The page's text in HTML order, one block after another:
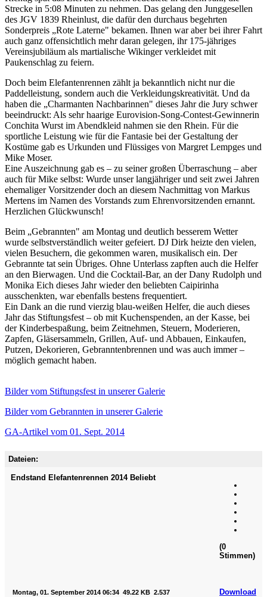
Strecke in 5:08 Minuten zu nehmen. Das gelang den Junggesellen
des JGV 1839 Rheinlust, die dafür den durchaus begehrten
Sonderpreis „Rote Laterne" bekamen. Ihnen war aber bei ihrer Fahrt
auch ganz offensichtlich mehr daran gelegen, ihr 175-jähriges
Vereinsjubiläum als martialische Wikinger verkleidet mit
Paukenschlag zu feiern.
Doch beim Elefantenrennen zählt ja bekanntlich nicht nur die
Paddelleistung, sondern auch die Verkleidungskreativität. Und da
haben die „Charmanten Nachbarinnen" dieses Jahr die Jury schwer
beeindruckt: Als sehr haarige Eurovision-Song-Contest-Gewinnerin
Conchita Wurst im Abendkleid nahmen sie den Rhein. Für die
sportliche Leistung wie für die Fantasie bei der Gestaltung der
Kostüme gab es Urkunden und Flüssiges von Margret Lempges und
Mike Moser.
Eine Auszeichnung gab es – zu seiner großen Überraschung – aber
auch für Mike selbst: Wurde unser langjähriger und seit zwei Jahren
ehemaliger Vorsitzender doch an diesem Nachmittag von Markus
Mertens im Namen des Vorstands zum Ehrenvorsitzenden ernannt.
Herzlichen Glückwunsch!
Beim „Gebrannten" am Montag und deutlich besserem Wetter
wurde selbstverständlich weiter gefeiert. DJ Dirk heizte den vielen,
vielen Besuchern, die gekommen waren, musikalisch ein. Der
Gebrannte tat sein Übriges. Ohne Unterlass zapften auch die Helfer
an den Bierwagen. Und die Cocktail-Bar, an der Dany Rudolph und
Monika Eich dieses Jahr wieder den beliebten Caipirinha
ausschenkten, war ebenfalls bestens frequentiert.
Ein Dank an die rund vierzig blau-weißen Helfer, die auch dieses
Jahr das Stiftungsfest – ob mit Kuchenspenden, an der Kasse, bei
der Kinderbespaßung, beim Zeitnehmen, Steuern, Moderieren,
Zapfen, Gläsersammeln, Grillen, Auf- und Abbauen, Einkaufen,
Putzen, Dekorieren, Gebranntenbrennen und was auch immer –
möglich gemacht haben.
Bilder vom Stiftungsfest in unserer Galerie
Bilder vom Gebrannten in unserer Galerie
GA-Artikel vom 01. Sept. 2014
Dateien:
Endstand Elefantenrennen 2014 Beliebt
(0
Stimmen)
Montag, 01. September 2014 06:34 49.22 KB 2.537 Download